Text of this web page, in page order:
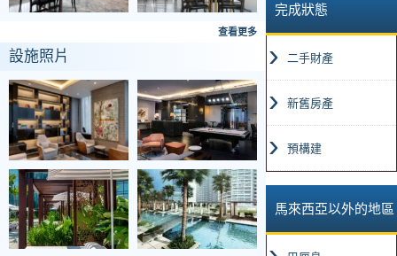
完成狀態
二手財產
新舊房產
預構建
馬來西亞以外的地區
查看更多
設施照片